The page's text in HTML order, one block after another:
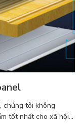
chúng tôi không
tốt nhất cho xã hội...